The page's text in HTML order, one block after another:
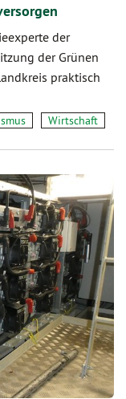
der
der Grünen
praktisch
Wirtschaft